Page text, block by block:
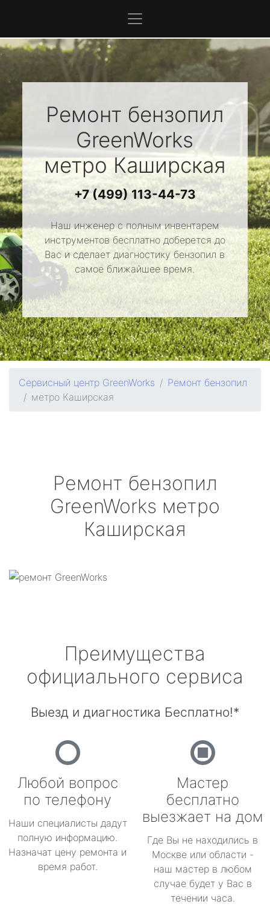
Ремонт бензопил
GreenWorks
метро Каширская
+7 (499) 113-44-73
Наш инженер с полным инвентарем
инструментов бесплатно доберется до
Вас и сделает диагностику бензопил в
самое ближайшее время.
Сервисный центр GreenWorks
Ремонт бензопил
метро Каширская
Ремонт бензопил
GreenWorks метро
Каширская
Преимущества
официального сервиса
Выезд и диагностика Бесплатно!*
Любой вопрос
по телефону
Наши специалисты дадут
полную информацию.
Назначат цену ремонта и
время работ.
Мастер
бесплатно
выезжает на дом
Где Вы не находились в
Москве или области -
наш мастер в любом
случае будет у Вас в
течении часа.